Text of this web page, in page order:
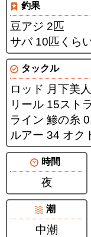
釣果
豆アジ 2匹
サバ 10匹くら
タックル
ロッド 月下美人
リール 15スト
ライン 鯵の糸
ルアー 34 オク
時間
夜
潮
中潮